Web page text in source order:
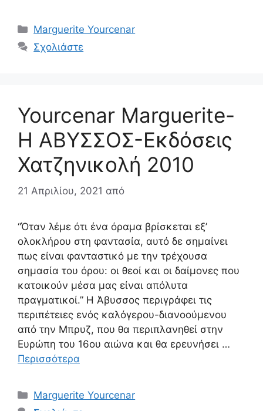
Κατηγορίες
Marguerite Yourcenar
Σχολιάστε
Yourcenar Marguerite-
Η ΑΒΥΣΣΟΣ-Εκδόσεις
Χατζηνικολή 2010
21 Απριλίου, 2021 από
“Όταν λέμε ότι ένα όραμα βρίσκεται εξ’
ολοκλήρου στη φαντασία, αυτό δε σημαίνει
πως είναι φανταστικό με την τρέχουσα
σημασία του όρου: οι θεοί και οι δαίμονες που
κατοικούν μέσα μας είναι απόλυτα
πραγματικοί.” Η Άβυσσος περιγράφει τις
περιπέτειες ενός καλόγερου-διανοούμενου
από την Μπρυζ, που θα περιπλανηθεί στην
Ευρώπη του 16ου αιώνα και θα ερευνήσει …
Περισσότερα
Κατηγορίες
Marguerite Yourcenar